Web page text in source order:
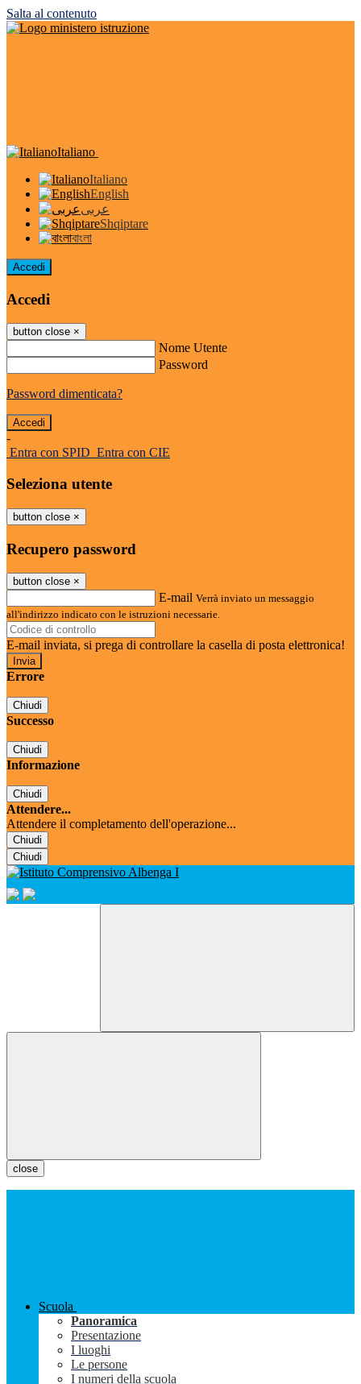
Salta al contenuto
Italiano
Italiano
English
عربى
Shqiptare
বাংলা
Accedi
Accedi
button close ×
Nome Utente
Password
Password dimenticata?
-
Entra con SPID Entra con CIE
Seleziona utente
button close ×
Recupero password
button close ×
E-mail Verrà inviato un messaggio
all'indirizzo indicato con le istruzioni necessarie.
E-mail inviata, si prega di controllare la casella di posta elettronica!
Errore
Chiudi
Successo
Chiudi
Informazione
Chiudi
Attendere...
Attendere il completamento dell'operazione...
Chiudi
Chiudi
close
Scuola
Panoramica
Presentazione
I luoghi
Le persone
I numeri della scuola